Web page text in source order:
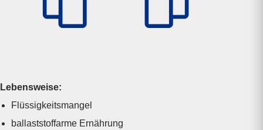
Lebensweise:
Flüssigkeits­mangel
ballaststoff­arme Ernährung